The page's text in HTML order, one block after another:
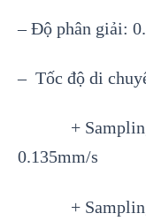
– Độ phân giải:
– Tốc độ di
+ Sampling
0.135mm/s
+ Sampling